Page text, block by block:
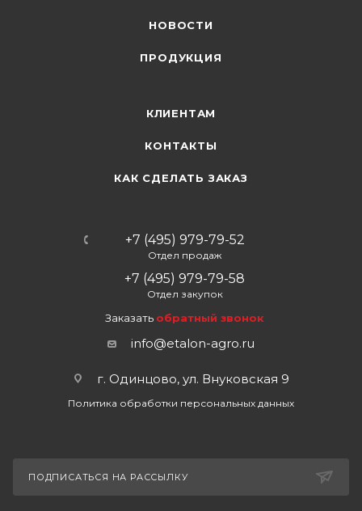
НОВОСТИ
ПРОДУКЦИЯ
КЛИЕНТАМ
КОНТАКТЫ
КАК СДЕЛАТЬ ЗАКАЗ
+7 (495) 979-79-52
Отдел продаж
+7 (495) 979-79-58
Отдел закупок
Заказать обратный звонок
info@etalon-agro.ru
г. Одинцово, ул. Внуковская 9
Политика обработки персональных данных
ПОДПИСАТЬСЯ НА РАССЫЛКУ